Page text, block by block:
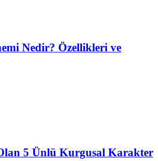
Nedir? Özellikleri ve
5 Ünlü Kurgusal Karakter